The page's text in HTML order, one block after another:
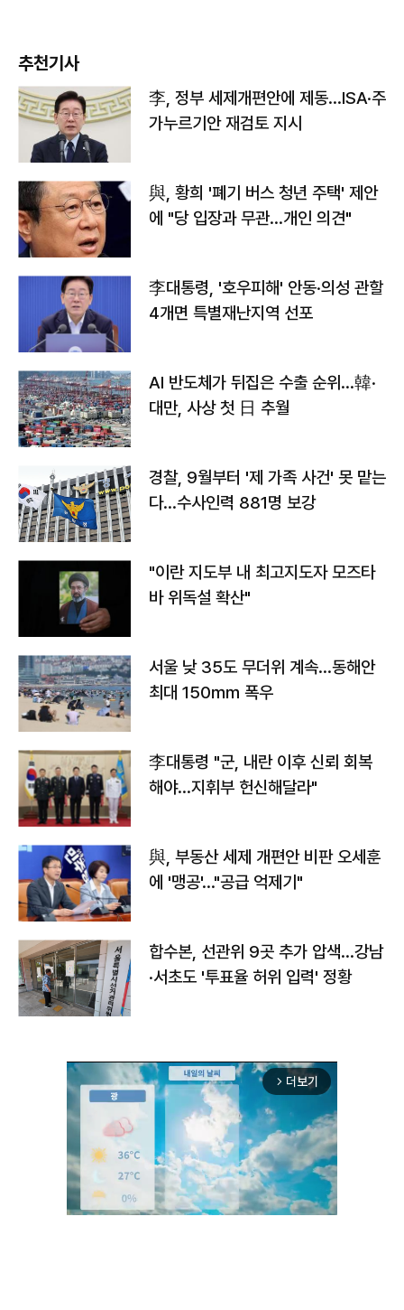
추천기사
李, 정부 세제개편안에 제동…ISA·주
가누르기안 재검토 지시
與, 황희 '폐기 버스 청년 주택' 제안
에 "당 입장과 무관…개인 의견"
李대통령, '호우피해' 안동·의성 관할
4개면 특별재난지역 선포
AI 반도체가 뒤집은 수출 순위…韓·
대만, 사상 첫 日 추월
경찰, 9월부터 '제 가족 사건' 못 맡는
다…수사인력 881명 보강
"이란 지도부 내 최고지도자 모즈타
바 위독설 확산"
서울 낮 35도 무더위 계속…동해안
최대 150㎜ 폭우
李대통령 "군, 내란 이후 신뢰 회복
해야…지휘부 헌신해달라"
與, 부동산 세제 개편안 비판 오세훈
에 '맹공'…"공급 억제기"
합수본, 선관위 9곳 추가 압색…강남
·서초도 '투표율 허위 입력' 정황
arrow_forward_ios 더보기